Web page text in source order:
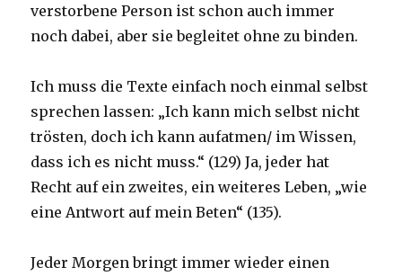
verstorbene Person ist schon auch immer
noch dabei, aber sie begleitet ohne zu binden.
Ich muss die Texte einfach noch einmal selbst
sprechen lassen: „Ich kann mich selbst nicht
trösten, doch ich kann aufatmen/ im Wissen,
dass ich es nicht muss.“ (129) Ja, jeder hat
Recht auf ein zweites, ein weiteres Leben, „wie
eine Antwort auf mein Beten“ (135).
Jeder Morgen bringt immer wieder einen